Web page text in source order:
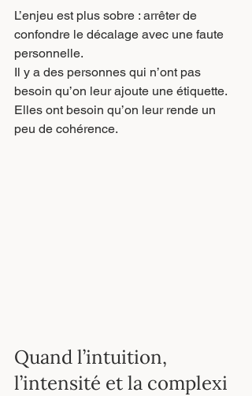
L’enjeu est plus sobre : arrêter de
confondre le décalage avec une faute
personnelle.
Il y a des personnes qui n’ont pas
besoin qu’on leur ajoute une étiquette.
Elles ont besoin qu’on leur rende un
peu de cohérence.
Quand l’intuition,
l’intensité et la complexi